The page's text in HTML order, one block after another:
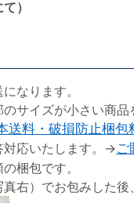
）
なります。
サイズが小さい商
送料・破損防止梱包
対応いたします。→ご
梱包です。
右）でお包みした